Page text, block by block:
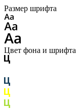
Размер шрифта
Цвет фона и шрифта